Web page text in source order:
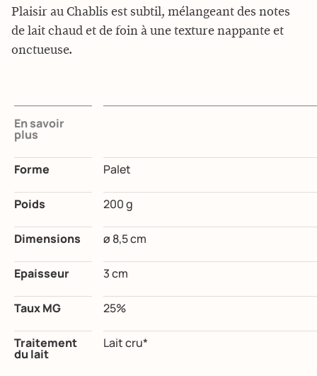
Plaisir au Chablis est subtil, mélangeant des notes
de lait chaud et de foin à une texture nappante et
onctueuse.
En savoir
plus
Forme Palet
Poids 200 g
Dimensions ø 8,5 cm
Epaisseur 3 cm
Taux MG 25%
Traitement
du lait
Lait cru*